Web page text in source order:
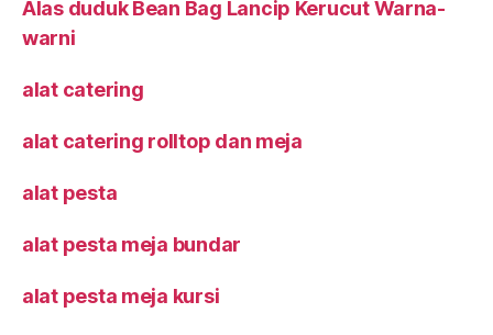
Alas duduk Bean Bag Lancip Kerucut Warna-
warni
alat catering
alat catering rolltop dan meja
alat pesta
alat pesta meja bundar
alat pesta meja kursi